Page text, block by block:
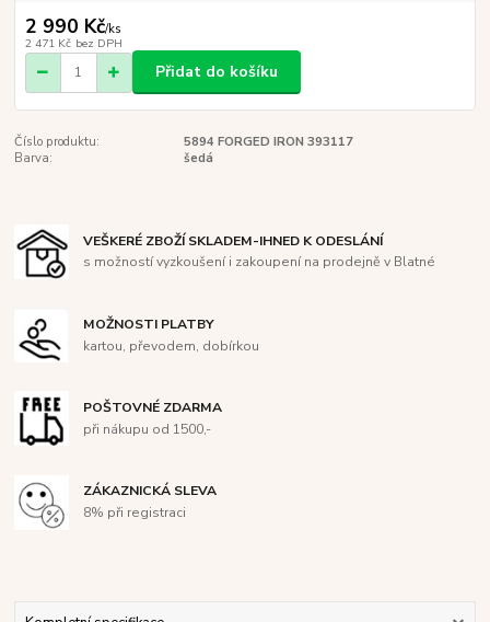
2 990 Kč/ks
2 471 Kč bez DPH
Přidat do košíku
Číslo produktu:
5894 FORGED IRON 393117
Barva:
šedá
VEŠKERÉ ZBOŽÍ SKLADEM-IHNED K ODESLÁNÍ
s možností vyzkoušení i zakoupení na prodejně v Blatné
MOŽNOSTI PLATBY
kartou, převodem, dobírkou
POŠTOVNÉ ZDARMA
při nákupu od 1500,-
ZÁKAZNICKÁ SLEVA
8% při registraci